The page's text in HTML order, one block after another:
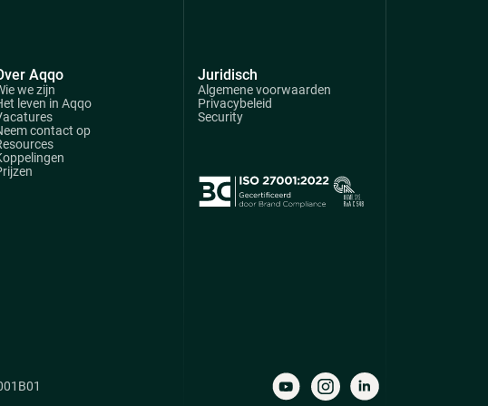
Aqqo
we zijn
leven in Aqqo
contact op
Juridisch
Algemene voorwaarden
Privacybeleid
Security